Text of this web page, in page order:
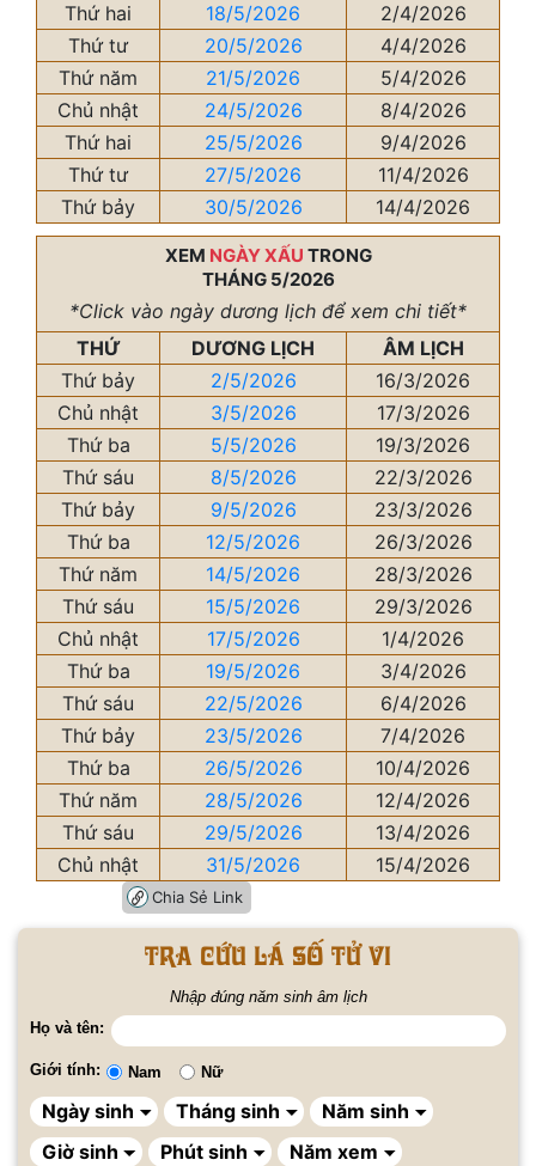
Thứ hai
18/5/2026
2/4/2026
Thứ tư
20/5/2026
4/4/2026
Thứ năm
21/5/2026
5/4/2026
Chủ nhật
24/5/2026
8/4/2026
Thứ hai
25/5/2026
9/4/2026
Thứ tư
27/5/2026
11/4/2026
Thứ bảy
30/5/2026 14/4/2026
XEM NGÀY XẤU TRONG
THÁNG 5/2026
*Click vào ngày dương lịch để xem chi tiết*
THỨ
DƯƠNG LỊCH
ÂM LỊCH
Thứ bảy
2/5/2026
16/3/2026
Chủ nhật
3/5/2026
17/3/2026
Thứ ba
5/5/2026
19/3/2026
Thứ sáu
8/5/2026
22/3/2026
Thứ bảy
9/5/2026
23/3/2026
Thứ ba
12/5/2026
26/3/2026
Thứ năm
14/5/2026
28/3/2026
Thứ sáu
15/5/2026
29/3/2026
Chủ nhật
17/5/2026
1/4/2026
Thứ ba
19/5/2026
3/4/2026
Thứ sáu
22/5/2026
6/4/2026
Thứ bảy
23/5/2026
7/4/2026
Thứ ba
26/5/2026
10/4/2026
Thứ năm
28/5/2026
12/4/2026
Thứ sáu
29/5/2026
13/4/2026
Chủ nhật
31/5/2026 15/4/2026
Chia Sẻ Link
Tra cứu lá số tử vi
Nhập đúng năm sinh âm lịch
Họ và tên:
Giới tính: Nam Nữ